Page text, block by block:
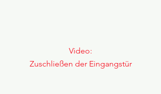
Video:
Zuschließen der Eingangstür